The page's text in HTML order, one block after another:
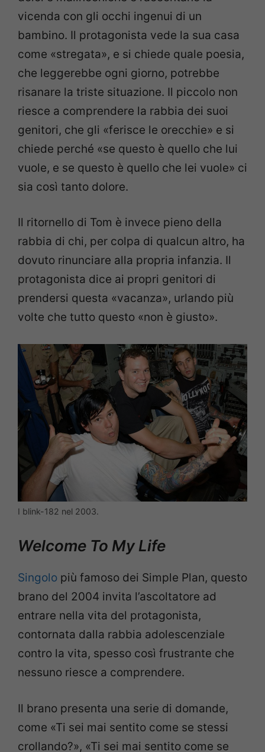
vicenda con gli occhi ingenui di un
bambino. Il protagonista vede la sua casa
come «stregata», e si chiede quale poesia,
che leggerebbe ogni giorno, potrebbe
risanare la triste situazione. Il piccolo non
riesce a comprendere la rabbia dei suoi
genitori, che gli «ferisce le orecchie» e si
chiede perché «se questo è quello che lui
vuole, e se questo è quello che lei vuole» ci
sia così tanto dolore.
Il ritornello di Tom è invece pieno della
rabbia di chi, per colpa di qualcun altro, ha
dovuto rinunciare alla propria infanzia. Il
protagonista dice ai propri genitori di
prendersi questa «vacanza», urlando più
volte che tutto questo «non è giusto».
I blink-182 nel 2003.
Welcome To My Life
Singolo più famoso dei Simple Plan, questo
brano del 2004 invita l’ascoltatore ad
entrare nella vita del protagonista,
contornata dalla rabbia adolescenziale
contro la vita, spesso così frustrante che
nessuno riesce a comprendere.
Il brano presenta una serie di domande,
come «Ti sei mai sentito come se stessi
crollando?», «Ti sei mai sentito come se